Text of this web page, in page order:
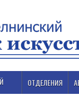
ОТДЕЛЕНИЯ